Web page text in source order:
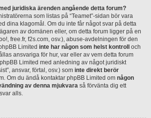
juridiska ärenden angående detta forum?
som listas på “Teamet”-sidan bör vara
dina klagomål. Om du inte får något svar på detta
av domänen eller, om detta forum ligger på en
free.fr, f2s.com, osv.), abuse-avdelningen för den
Limited inte har någon som helst kontroll
och
ansvariga för hur, var eller av vem detta forum
Limited med anledning av något juridiskt
ansvar, förtal, osv.) som inte direkt berör
Om du ändå kontaktar phpBB Limited om någon
av denna mjukvara så förvänta dig ett
alls.